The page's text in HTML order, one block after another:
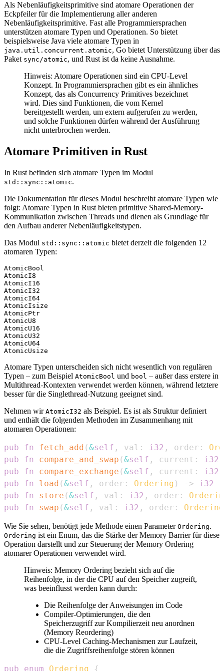
Als Nebenläufigkeitsprimitive sind atomare Operationen der
Eckpfeiler für die Implementierung aller anderen
Nebenläufigkeitsprimitive. Fast alle Programmiersprachen
unterstützen atomare Typen und Operationen. So bietet
beispielsweise Java viele atomare Typen in
java.util.concurrent.atomic, Go bietet Unterstützung über das
Paket sync/atomic, und Rust ist da keine Ausnahme.
Hinweis: Atomare Operationen sind ein CPU-Level
Konzept. In Programmiersprachen gibt es ein ähnliches
Konzept, das als Concurrency Primitives bezeichnet
wird. Dies sind Funktionen, die vom Kernel
bereitgestellt werden, um extern aufgerufen zu werden,
und solche Funktionen dürfen während der Ausführung
nicht unterbrochen werden.
Atomare Primitiven in Rust
In Rust befinden sich atomare Typen im Modul
std::sync::atomic.
Die Dokumentation für dieses Modul beschreibt atomare Typen wie
folgt: Atomare Typen in Rust bieten primitive Shared-Memory-
Kommunikation zwischen Threads und dienen als Grundlage für
den Aufbau anderer Nebenläufigkeitstypen.
Das Modul std::sync::atomic bietet derzeit die folgenden 12
atomaren Typen:
AtomicBool
AtomicI8
AtomicI16
AtomicI32
AtomicI64
AtomicIsize
AtomicPtr
AtomicU8
AtomicU16
AtomicU32
AtomicU64
Atomare Typen unterscheiden sich nicht wesentlich von regulären
Typen – zum Beispiel AtomicBool und bool – außer dass erstere in
Multithread-Kontexten verwendet werden können, während letztere
besser für die Singlethread-Nutzung geeignet sind.
Nehmen wir AtomicI32 als Beispiel. Es ist als Struktur definiert
und enthält die folgenden Methoden im Zusammenhang mit
atomaren Operationen:
pub fn fetch_add (&self , val : i32 , order :
pub
fn compare_and_swap (&self , current : i32
pub
fn compare_exchange (&self , current : i32
pub
fn load (&self , order : Ordering ) -> i32
pub
fn store (&self , val : i32 , order :
pub
fn swap (&self , val : i32 , order : Ordering
Wie Sie sehen, benötigt jede Methode einen Parameter Ordering.
Ordering ist ein Enum, das die Stärke der Memory Barrier für diese
Operation darstellt und zur Steuerung der Memory Ordering
atomarer Operationen verwendet wird.
Hinweis: Memory Ordering bezieht sich auf die
Reihenfolge, in der die CPU auf den Speicher zugreift,
was beeinflusst werden kann durch:
Die Reihenfolge der Anweisungen im Code
Compiler-Optimierungen, die den
Speicherzugriff zur Kompilierzeit neu anordnen
(Memory Reordering)
CPU-Level Caching-Mechanismen zur Laufzeit,
die die Zugriffsreihenfolge stören können
pub enum Ordering {